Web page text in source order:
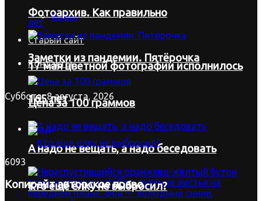
Байки
Старый сайт
Контакты
Суббота, 8 августа, 2026
Вход
Фотоархив. Как правильно
Заметки из пандемии. Пятёрочка
Цена за 100 граммов
А надо не вещать, а надо беседовать
17 мая цветной фотографии исполнилось
165 лет
Кто ещё ёлку не выбросил?
6093
Копирайтавторское право